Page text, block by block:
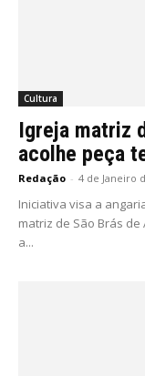
Cultura
Igreja matriz
acolhe peça
Redação - 4 de Janeiro
Iniciativa visa a
matriz de São Brás
a...